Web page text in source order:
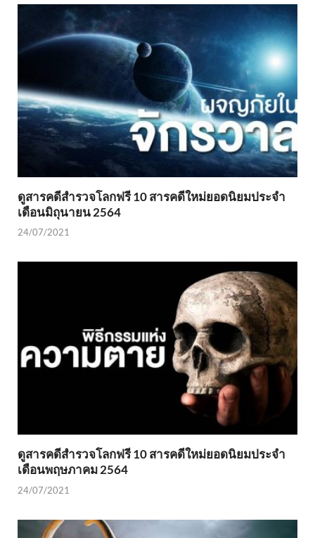
ดูสารคดีสำรวจโลกฟรี 10 สารคดีใหม่ยอดนิยมประจำ
เดือนมิถุนายน 2564
24/07/2021
ดูสารคดีสำรวจโลกฟรี 10 สารคดีใหม่ยอดนิยมประจำ
เดือนพฤษภาคม 2564
24/07/2021